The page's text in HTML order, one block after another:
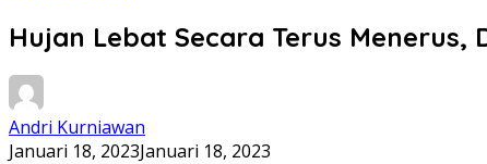
Hujan Lebat Secara Terus
Andri Kurniawan
Januari 18, 2023Januari 18, 2023